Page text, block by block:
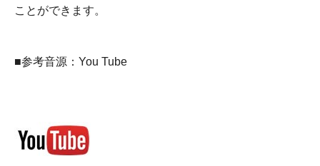
ことができます。
■参考音源：You Tube